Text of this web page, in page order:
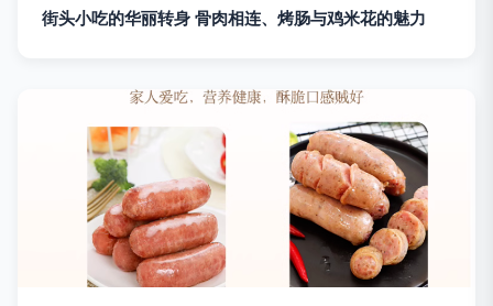
街头小吃的华丽转身 骨肉相连、烤肠与鸡米花的魅力